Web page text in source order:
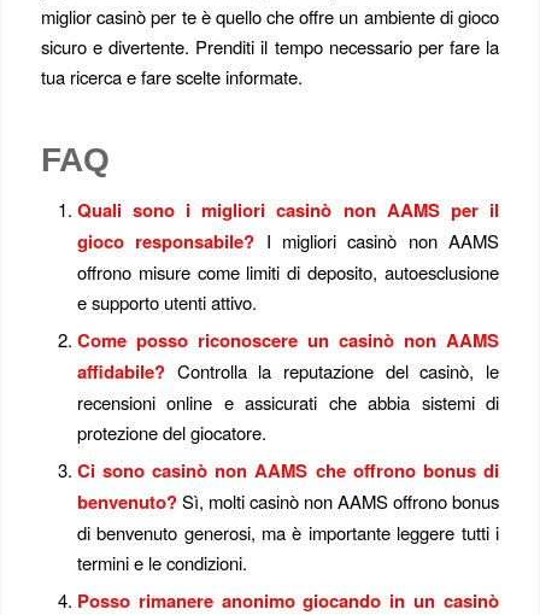
miglior casinò per te è quello che offre un ambiente di gioco
sicuro e divertente. Prenditi il tempo necessario per fare la
tua ricerca e fare scelte informate.
FAQ
Quali sono i migliori casinò non AAMS per il
gioco responsabile? I migliori casinò non AAMS
offrono misure come limiti di deposito, autoesclusione
e supporto utenti attivo.
Come posso riconoscere un casinò non AAMS
affidabile?Controlla la reputazione del casinò, le
recensioni online e assicurati che abbia sistemi di
protezione del giocatore.
Ci sono casinò non AAMS che offrono bonus di
benvenuto?Sì, molti casinò non AAMS offrono bonus
di benvenuto generosi, ma è importante leggere tutti i
termini e le condizioni.
Posso rimanere anonimo giocando in un casinò